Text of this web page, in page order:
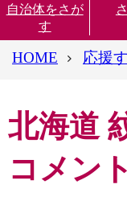
自治体をさが
す
HOME 応援
北海道
コメン